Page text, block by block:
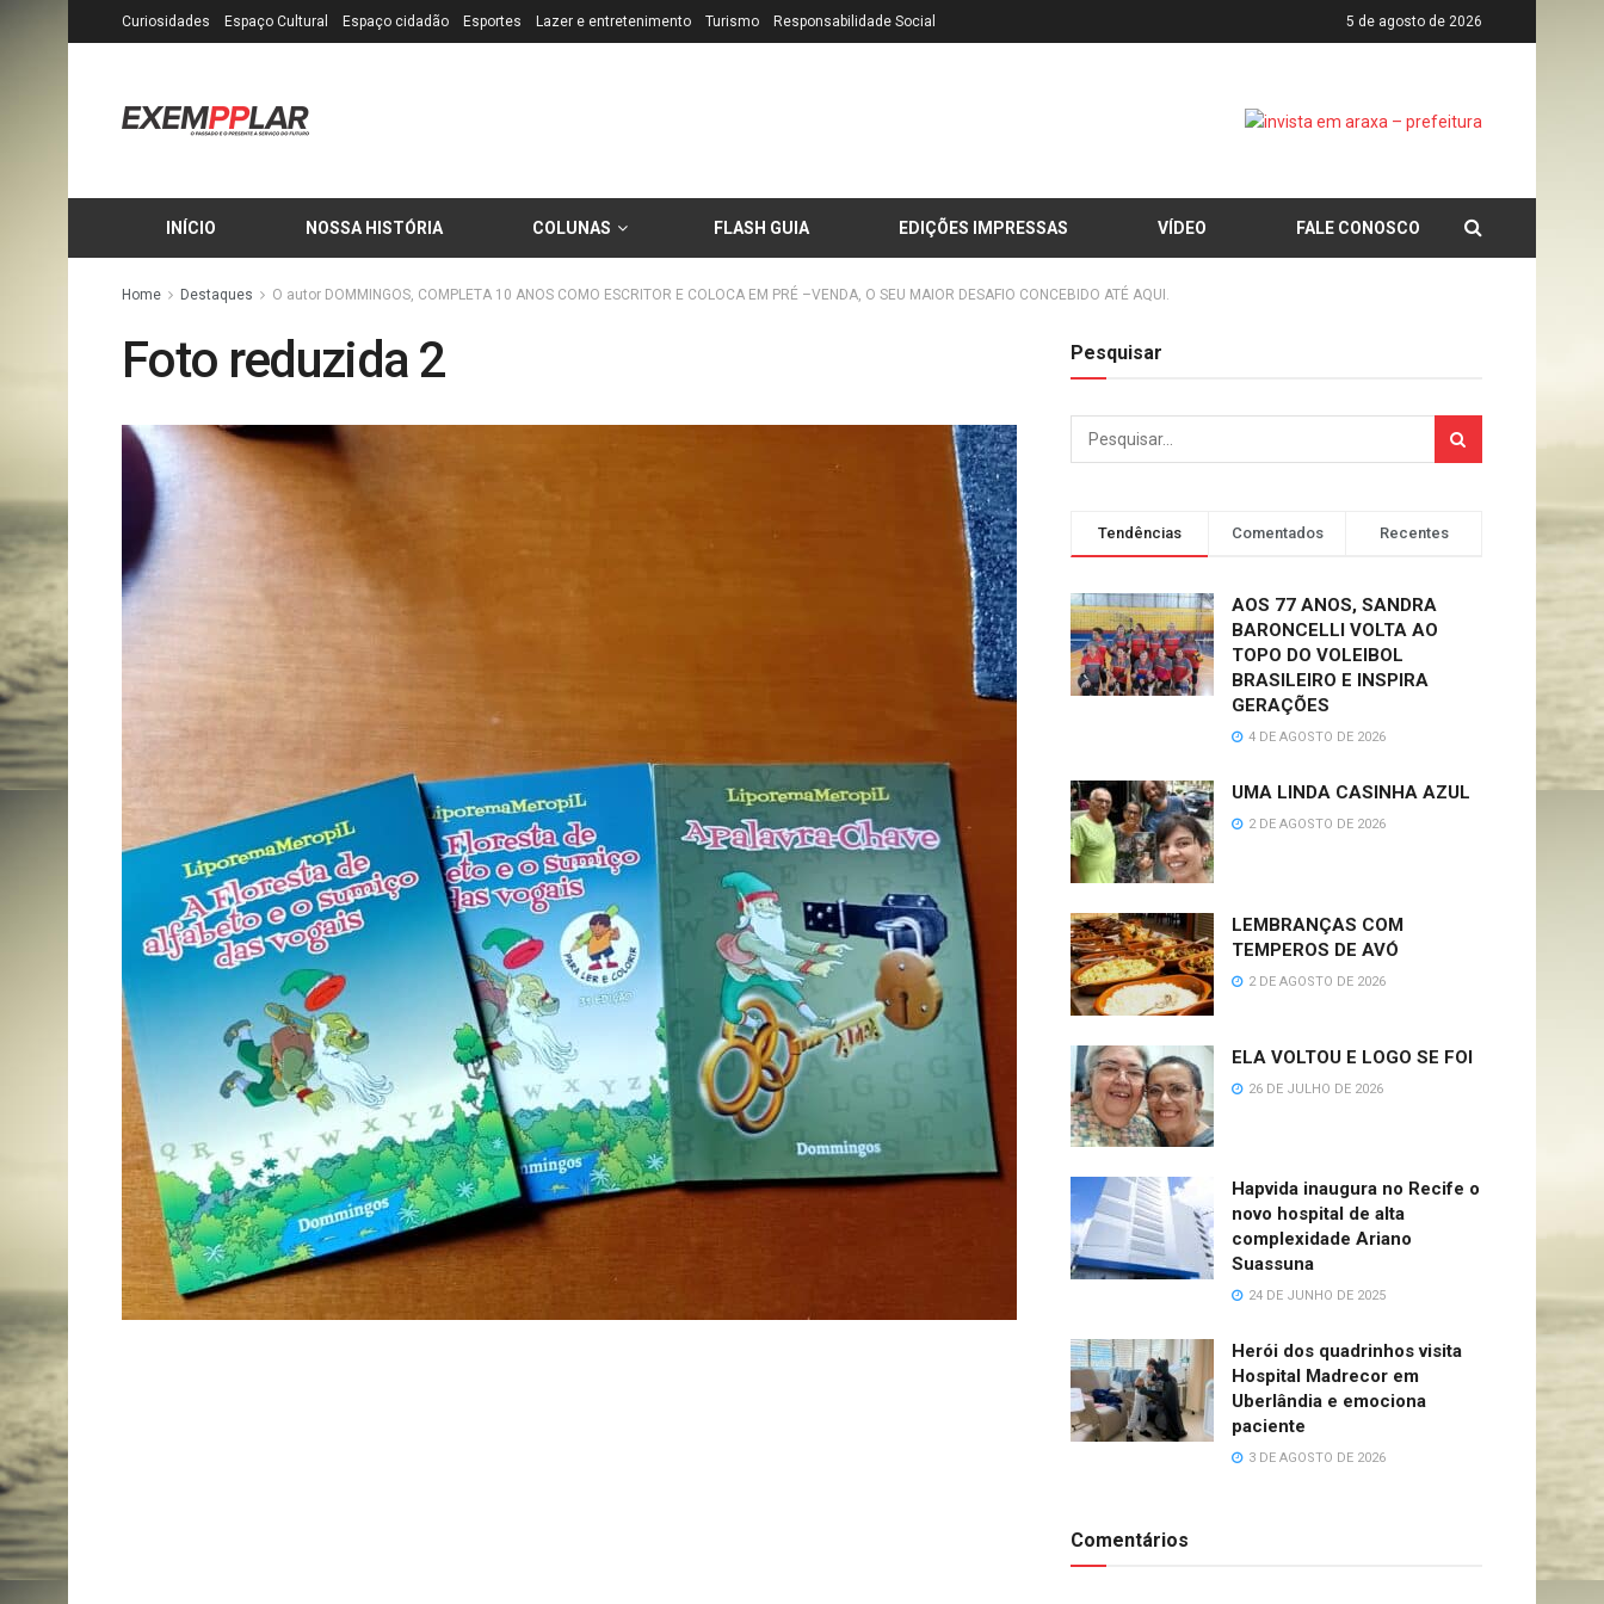
Curiosidades Espaço Cultural Espaço cidadão Esportes Lazer e entretenimento Turismo Responsabilidade Social 5 de agosto de 2026
INÍCIO NOSSA HISTÓRIA COLUNAS FLASH GUIA EDIÇÕES IMPRESSAS VÍDEO FALE CONOSCO
Home Destaques O autor DOMMINGOS, COMPLETA 10 ANOS COMO ESCRITOR E COLOCA EM PRÉ –VENDA, O SEU MAIOR DESAFIO CONCEBIDO ATÉ AQUI.
Foto reduzida 2 Pesquisar
Tendências Comentados Recentes
AOS 77 ANOS, SANDRA
BARONCELLI VOLTA AO
TOPO DO VOLEIBOL
BRASILEIRO E INSPIRA
GERAÇÕES
4 DE AGOSTO DE 2026
UMA LINDA CASINHA AZUL
2 DE AGOSTO DE 2026
LEMBRANÇAS COM
TEMPEROS DE AVÓ
2 DE AGOSTO DE 2026
ELA VOLTOU E LOGO SE FOI
26 DE JULHO DE 2026
Hapvida inaugura no Recife o
novo hospital de alta
complexidade Ariano
Suassuna
24 DE JUNHO DE 2025
Herói dos quadrinhos visita
Hospital Madrecor em
Uberlândia e emociona
paciente
3 DE AGOSTO DE 2026
Comentários